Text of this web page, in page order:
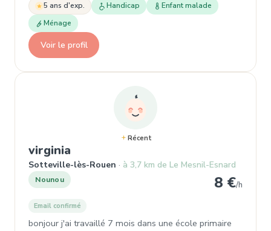
5 ans d'exp. Handicap
Enfant malade
Ménage
Voir le profil
Récent
virginia
Sotteville-lès-Rouen à 3,7 km de Le Mesnil-Esnard
Nounou 8 €/h
Email confirmé
bonjour j'ai travaillé 7 mois dans une école primaire